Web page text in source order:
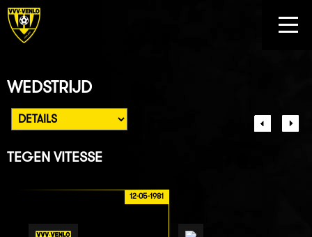
WEDSTRIJD
TEGEN VITESSE
12-05-1981